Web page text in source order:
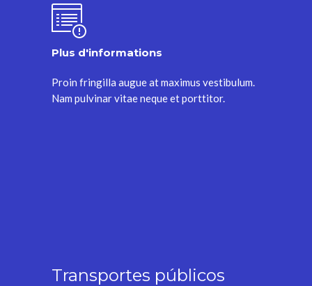
Plus d'informations
Proin fringilla augue at maximus vestibulum.
Nam pulvinar vitae neque et porttitor.
Transportes públicos